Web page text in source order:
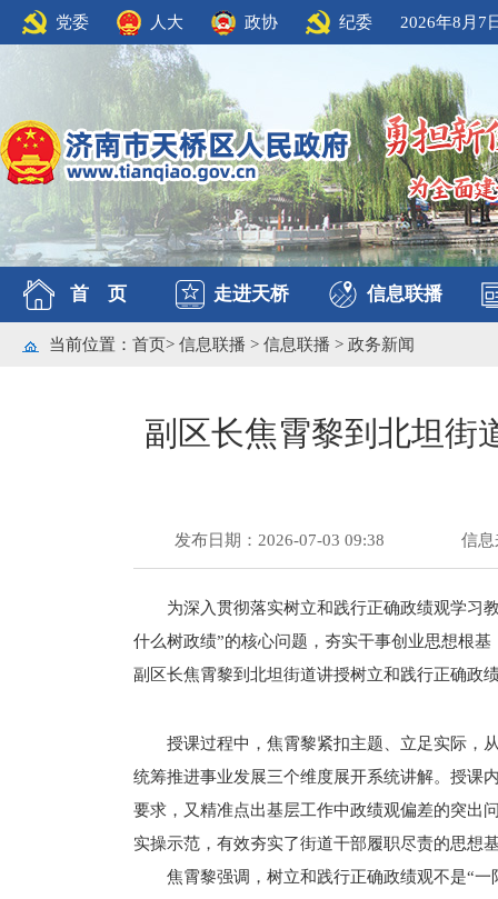
党委 人大 政协 纪委 2026年8月7
首 页 走进天桥 信息联播
当前位置： 首页> 信息联播 > 信息联播 > 政务新闻
副区长焦霄黎到北坦街
发布日期：2026-07-03 09:38 信息
为深入贯彻落实树立和践行正确政绩观学习
什么树政绩”的核心问题，夯实干事创业思想根
副区长焦霄黎到北坦街道讲授树立和践行正确政
授课过程中，焦霄黎紧扣主题、立足实际，
统筹推进事业发展三个维度展开系统讲解。授课
要求，又精准点出基层工作中政绩观偏差的突出
实操示范，有效夯实了街道干部履职尽责的思想
焦霄黎强调，树立和践行正确政绩观不是“